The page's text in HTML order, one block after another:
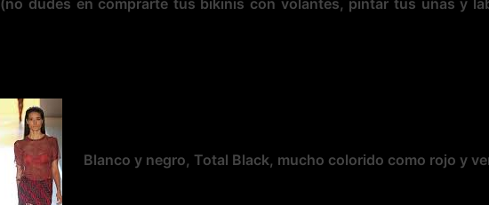
(no dudes en comprarte tus bikinis con volantes, pintar tus uñas y
Blanco y negro, Total Black, mucho colorido como rojo y